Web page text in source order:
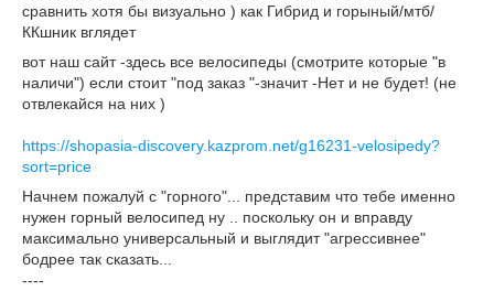
сравнить хотя бы визуально ) как Гибрид и горыный/мтб/
ККшник вглядет
вот наш сайт -здесь все велосипеды (смотрите которые "в
наличи") если стоит "под заказ "-значит -Нет и не будет! (не
отвлекайся на них )
https://shopasia-discovery.kazprom.net/g16231-velosipedy?
sort=price
Начнем пожалуй с "горного"... представим что тебе именно
нужен горный велосипед ну .. поскольку он и вправду
максимально универсальный и выглядит "агрессивнее"
бодрее так сказать...
----